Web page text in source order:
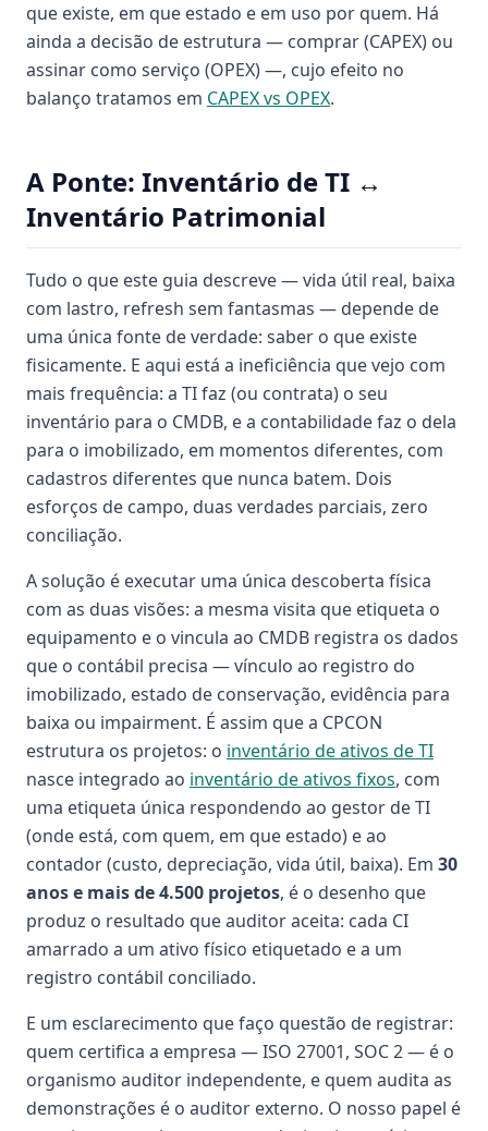
que existe, em que estado e em uso por quem. Há
ainda a decisão de estrutura — comprar (CAPEX) ou
assinar como serviço (OPEX) —, cujo efeito no
balanço tratamos em CAPEX vs OPEX.
A Ponte: Inventário de TI ↔
Inventário Patrimonial
Tudo o que este guia descreve — vida útil real, baixa
com lastro, refresh sem fantasmas — depende de
uma única fonte de verdade: saber o que existe
fisicamente. E aqui está a ineficiência que vejo com
mais frequência: a TI faz (ou contrata) o seu
inventário para o CMDB, e a contabilidade faz o dela
para o imobilizado, em momentos diferentes, com
cadastros diferentes que nunca batem. Dois
esforços de campo, duas verdades parciais, zero
conciliação.
A solução é executar uma única descoberta física
com as duas visões: a mesma visita que etiqueta o
equipamento e o vincula ao CMDB registra os dados
que o contábil precisa — vínculo ao registro do
imobilizado, estado de conservação, evidência para
baixa ou impairment. É assim que a CPCON
estrutura os projetos: o inventário de ativos de TI
nasce integrado ao inventário de ativos fixos, com
uma etiqueta única respondendo ao gestor de TI
(onde está, com quem, em que estado) e ao
contador (custo, depreciação, vida útil, baixa). Em 30
anos e mais de 4.500 projetos, é o desenho que
produz o resultado que auditor aceita: cada CI
amarrado a um ativo físico etiquetado e a um
registro contábil conciliado.
E um esclarecimento que faço questão de registrar:
quem certifica a empresa — ISO 27001, SOC 2 — é o
organismo auditor independente, e quem audita as
demonstrações é o auditor externo. O nosso papel é